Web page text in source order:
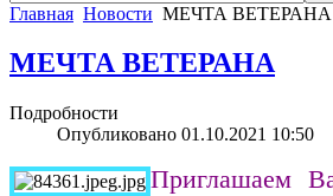
Главная Новости МЕЧТА ВЕТЕРАНА
МЕЧТА ВЕТЕРАНА
Подробности
Опубликовано 01.10.2021 10:50
Приглашаем